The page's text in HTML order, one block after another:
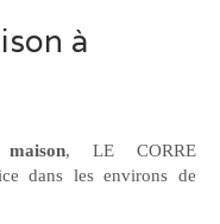
à
, LE CORRE
dans les environs de